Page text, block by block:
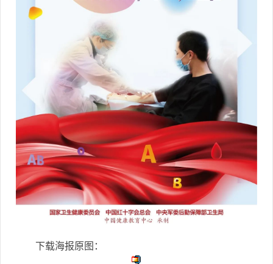
下载海报原图：